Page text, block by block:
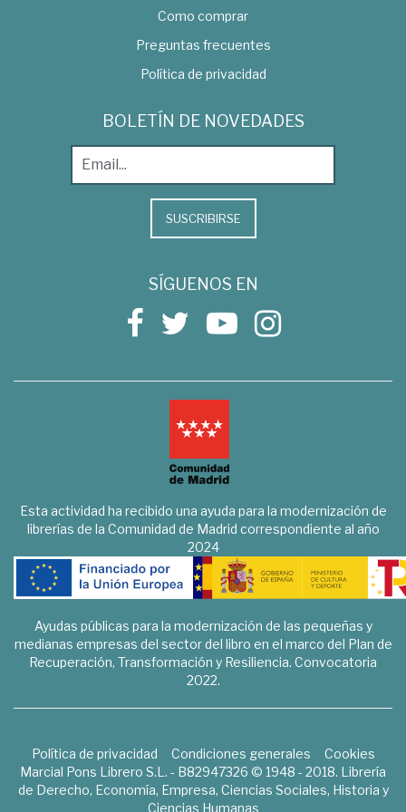
Como comprar
Preguntas frecuentes
Política de privacidad
BOLETÍN DE NOVEDADES
SUSCRIBIRSE
SÍGUENOS EN
Esta actividad ha recibido una ayuda para la modernización de
librerías de la Comunidad de Madrid correspondiente al año
2024
Ayudas públicas para la modernización de las pequeñas y
medianas empresas del sector del libro en el marco del Plan de
Recuperación, Transformación y Resiliencia. Convocatoria
2022.
Política de privacidad Condiciones generales
Cookies
Marcial Pons Librero S.L. - B82947326 © 1948 - 2018. Librería
de Derecho, Economía, Empresa, Ciencias Sociales, Historia y
Ciencias Humanas